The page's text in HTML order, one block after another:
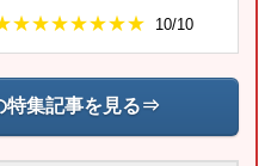
10/10
特集記事を見る⇒